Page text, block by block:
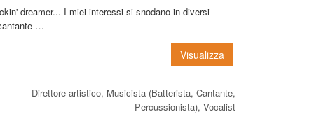
dreamer... I miei interessi si snodano in diversi
…
Visualizza
Direttore artistico, Musicista (Batterista, Cantante,
Percussionista), Vocalist